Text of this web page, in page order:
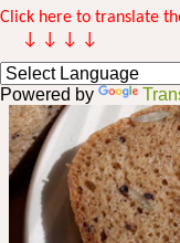
t
a
d
a
s
Click here to translate
↓ ↓ ↓ ↓
Powered by